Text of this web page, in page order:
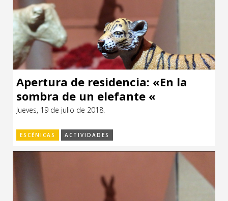
Apertura de residencia: «En la
sombra de un elefante «
Jueves, 19 de julio de 2018.
ESCÉNICAS ACTIVIDADES